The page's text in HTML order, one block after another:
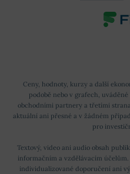
Ceny, hodnoty, kurzy a další
podobě nebo v grafech,
obchodními partnery a třetími
aktuální ani přesné a v žádném
pro
Textový, video ani audio obsah
informačním a vzdělávacím
individualizované doporučení ani